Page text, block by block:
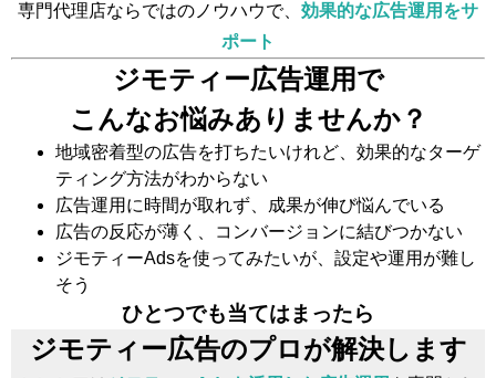
専門代理店ならではのノウハウで、 効果的な広告運用をサ
ポート
ジモティー広告運用で
こんなお悩みありませんか？
地域密着型の広告を打ちたいけれど、効果的なターゲ
ティング方法がわからない
広告運用に時間が取れず、成果が伸び悩んでいる
広告の反応が薄く、コンバージョンに結びつかない
ジモティーAdsを使ってみたいが、設定や運用が難し
そう
ひとつでも当てはまったら
ジモティー広告のプロが解決します